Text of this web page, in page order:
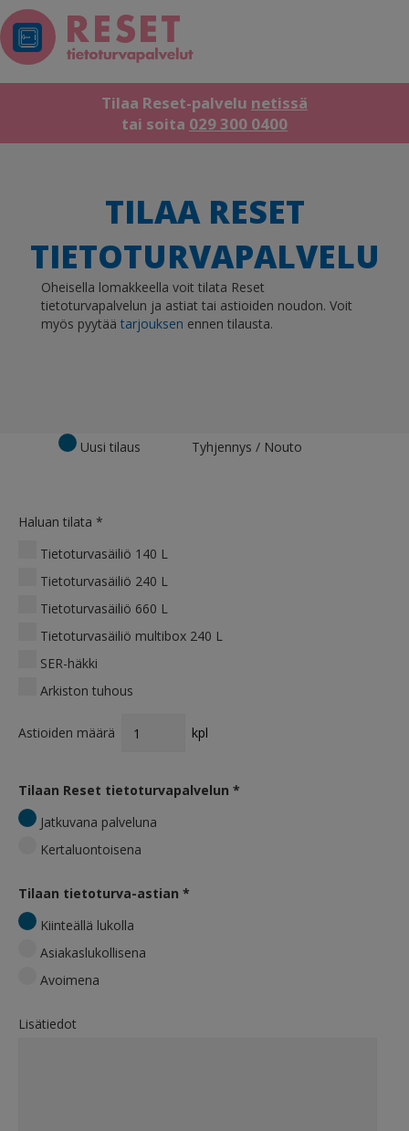
Tilaa Reset-palvelu netissä
tai soita 029 300 0400
TILAA RESET
TIETOTURVA­PALVELU
Oheisella lomakkeella voit tilata Reset
tietoturvapalvelun ja astiat tai astioiden noudon. Voit
myös pyytää tarjouksen ennen tilausta.
Tilauksen tyyppiUusi tilaus Tyhjennys / Nouto
Haluan tilata *
Tietoturvasäiliö 140 L
Tietoturvasäiliö 240 L
Tietoturvasäiliö 660 L
Tietoturvasäiliö multibox 240 L
SER-häkki
Arkiston tuhous
Astioiden määrä kpl
Tilaan Reset tietoturvapalvelun *
Jatkuvana palveluna
Kertaluontoisena
Tilaan tietoturva-astian *
Kiinteällä lukolla
Asiakaslukollisena
Avoimena
Lisätiedot